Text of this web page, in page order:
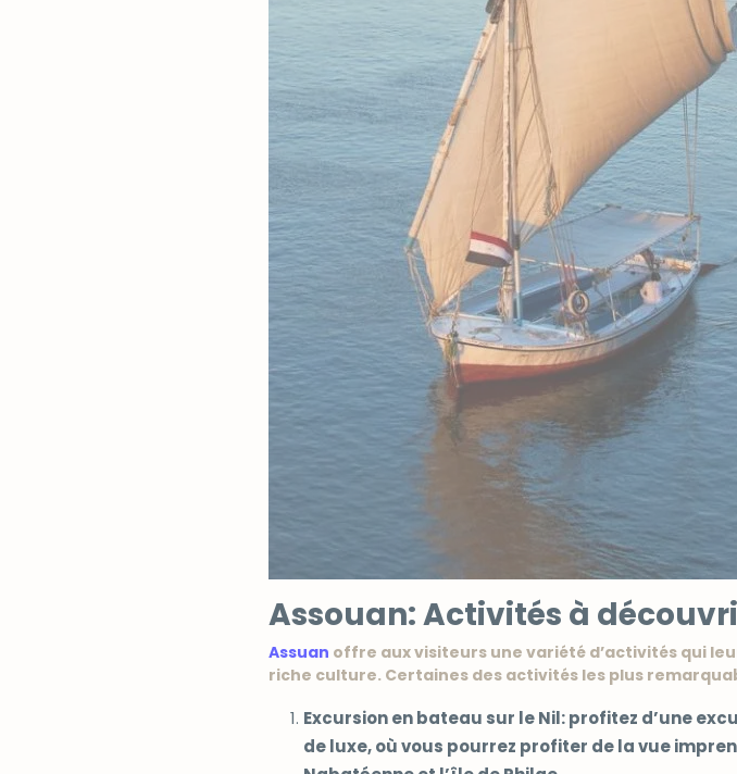
Assouan: Activités à
Assuan offre aux visiteurs une variété d’activités qui
riche culture. Certaines des activités les plus
Excursion en bateau sur le Nil: profitez d’une
de luxe, où vous pourrez profiter de la vue